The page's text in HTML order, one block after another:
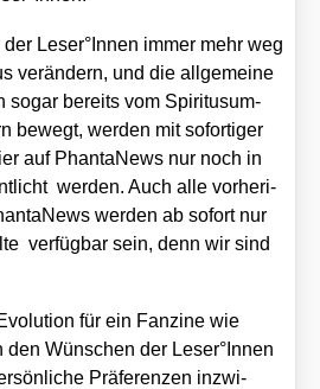
Leser°Innen immer mehr weg
ver­än­dern, und die all­ge­mei­ne
sogar bereits vom Spi­ri­tus­um­
bewegt, wer­den mit sofor­ti­ger
auf Phan­ta­News nur noch in
wer­den. Auch alle vor­he­ri­
wer­den ab sofort nur
ver­füg­bar sein, denn wir sind
für ein Fan­zine wie
den Wün­schen der Leser°Innen
Prä­fe­ren­zen inzwi­